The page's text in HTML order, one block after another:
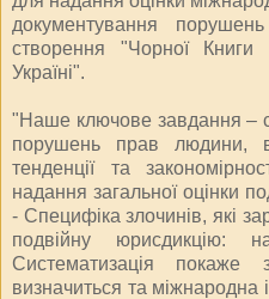
документування
створення "Чорної
Україні".
"Наше ключове завдання –
порушень прав людини,
тенденції та
надання загальної оцінки
- Специфіка злочинів, які
подвійну юрисдикцію:
Систематизація покаже
визначиться та міжнародна